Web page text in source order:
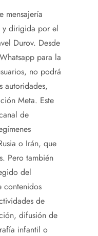
mensajería
y dirigida por el
Durov. Desde
para la
no podrá
autoridades,
Meta. Este
de
o Irán, que
Pero también
del
contenidos
de
difusión de
infantil o